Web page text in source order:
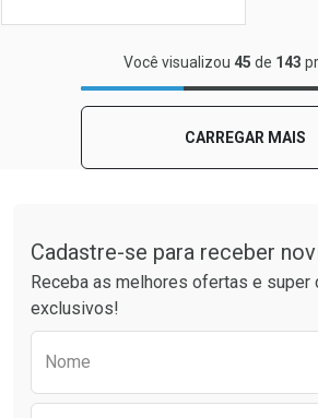
FECHAR
Laboratório
Ver Desconto Convênio
FECHAR
Por Menos
Você visualizou 45 de 143
CARREGAR MAIS
Cadastre-se para receber
Receba as melhores ofertas e super
exclusivos!
Nome